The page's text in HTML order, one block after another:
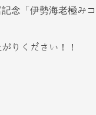
念「伊勢海老極み
りください！！